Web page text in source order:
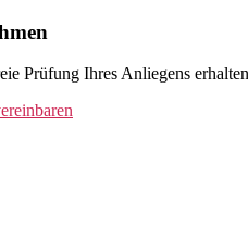
Prüfung Ihres Anliegens